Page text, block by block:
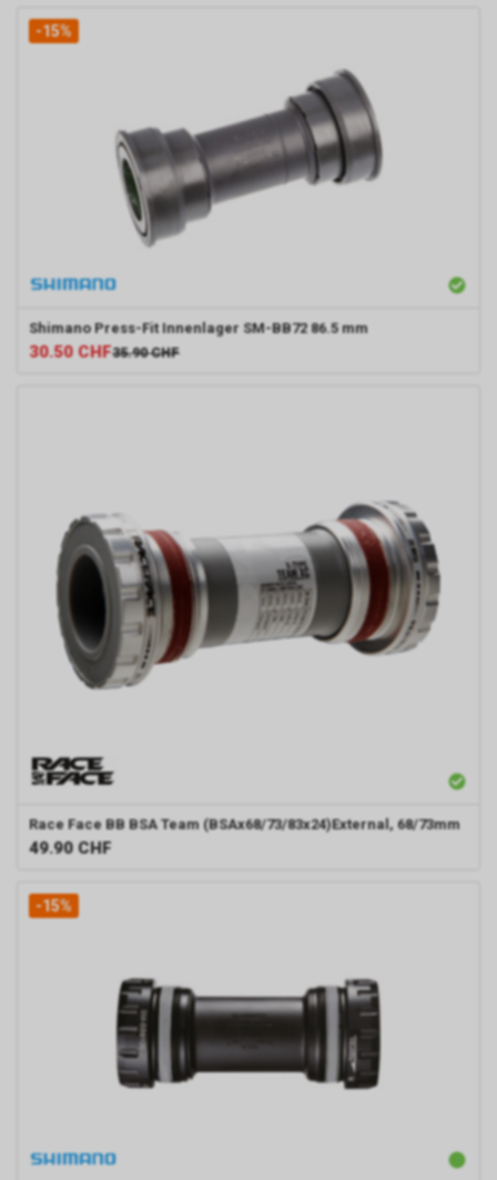
-15%
Shimano Press-Fit Innenlager SM-BB72 86.5 mm
30.50 CHF35.90 CHF
Race Face BB BSA Team (BSAx68/73/83x24)External, 68/73mm
49.90 CHF
-15%